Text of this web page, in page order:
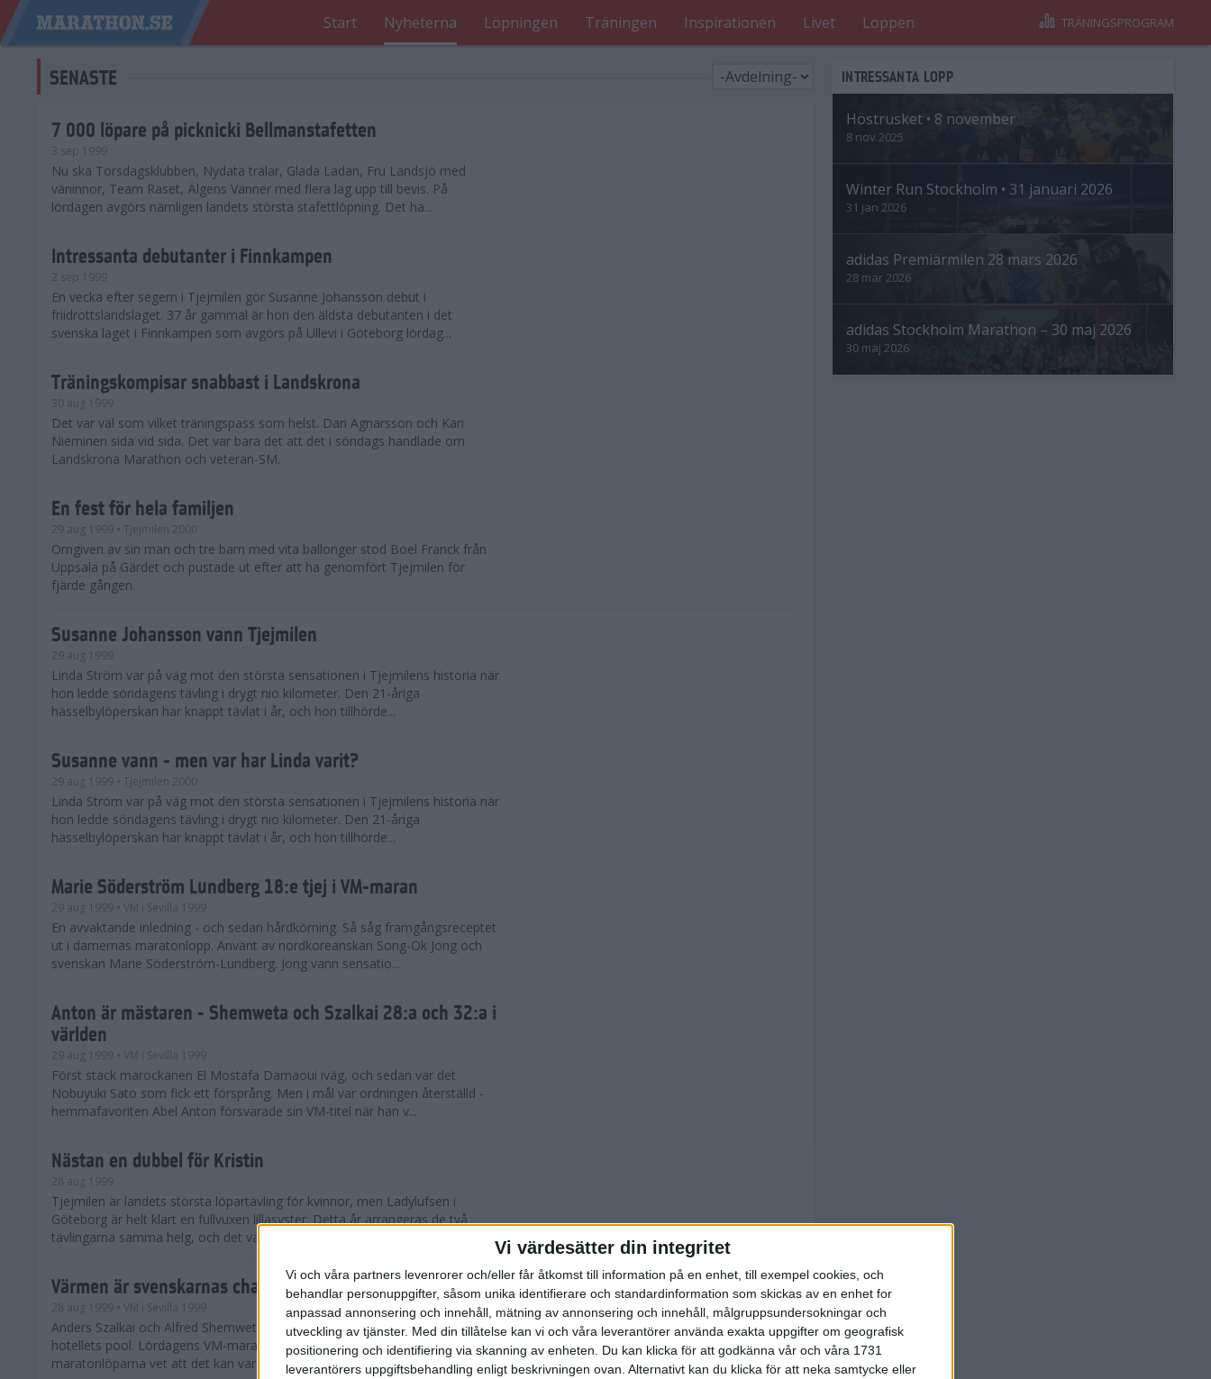
Vi värdesätter din integritet
Vi och våra partners levenrorer och/eller får åtkomst till information på en enhet, till exempel cookies, och
behandlar personuppgifter, såsom unika identifierare och standardinformation som skickas av en enhet for
anpassad annonsering och innehåll, mätning av annonsering och innehåll, målgruppsundersokningar och
utveckling av tjänster. Med din tillåtelse kan vi och våra leverantörer använda exakta uppgifter om geografisk
positionering och identifiering via skanning av enheten. Du kan klicka för att godkänna vår och våra 1731
leverantörers uppgiftsbehandling enligt beskrivningen ovan. Alternativt kan du klicka för att neka samtycke eller
Start Nyheterna Löpningen Träningen Inspirationen Livet Loppen TRÄNINGSPROGRAM
SENASTE
7 000 löpare på picknicki Bellmanstafetten
3 sep 1999
Nu ska Torsdagsklubben, Nydata trälar, Glada Ladan, Fru Landsjö med
väninnor, Team Raset, Älgens Vänner med flera lag upp till bevis. På
lördagen avgörs nämligen landets största stafettlöpning. Det ha...
Intressanta debutanter i Finnkampen
2 sep 1999
En vecka efter segern i Tjejmilen gör Susanne Johansson debut i
friidrottslandslaget. 37 år gammal är hon den äldsta debutanten i det
svenska laget i Finnkampen som avgörs på Ullevi i Göteborg lördag...
Träningskompisar snabbast i Landskrona
30 aug 1999
Det var väl som vilket träningspass som helst. Dan Agnarsson och Kari
Nieminen sida vid sida. Det var bara det att det i söndags handlade om
Landskrona Marathon och veteran-SM.
En fest för hela familjen
29 aug 1999 • Tjejmilen 2000
Omgiven av sin man och tre barn med vita ballonger stod Boel Franck från
Uppsala på Gärdet och pustade ut efter att ha genomfört Tjejmilen för
fjärde gången.
Susanne Johansson vann Tjejmilen
29 aug 1999
Linda Ström var på väg mot den största sensationen i Tjejmilens historia när
hon ledde söndagens tävling i drygt nio kilometer. Den 21-åriga
hässelbylöperskan har knappt tävlat i år, och hon tillhörde...
Susanne vann - men var har Linda varit?
29 aug 1999 • Tjejmilen 2000
Linda Ström var på väg mot den största sensationen i Tjejmilens historia när
hon ledde söndagens tävling i drygt nio kilometer. Den 21-åriga
hässelbylöperskan har knappt tävlat i år, och hon tillhörde...
Marie Söderström Lundberg 18:e tjej i VM-maran
29 aug 1999 • VM i Sevilla 1999
En avvaktande inledning - och sedan hårdkörning. Så såg framgångsreceptet
ut i damernas maratonlopp. Använt av nordkoreanskan Song-Ok Jong och
svenskan Marie Söderström-Lundberg. Jong vann sensatio...
Anton är mästaren - Shemweta och Szalkai 28:a och 32:a i
världen
29 aug 1999 • VM i Sevilla 1999
Först stack marockanen El Mostafa Damaoui iväg, och sedan var det
Nobuyuki Sato som fick ett försprång. Men i mål var ordningen återställd -
hemmafavoriten Abel Anton försvarade sin VM-titel när han v...
Nästan en dubbel för Kristin
28 aug 1999
Tjejmilen är landets största löpartävling för kvinnor, men Ladylufsen i
Göteborg är helt klart en fullvuxen lillasyster. Detta år arrangeras de två
tävlingarna samma helg, och det var över 4 000 kvinn...
Värmen är svenskarnas chans
28 aug 1999 • VM i Sevilla 1999
Anders Szalkai och Alfred Shemweta svalkade sig dagen innan VM-maran vid
hotellets pool. Lördagens VM-mara kommer att bli het, men de två svenska
maratonlöparna vet att det kan vara deras chans.
INTRESSANTA LOPP
Höstrusket • 8 november
8 nov 2025
Winter Run Stockholm • 31 januari 2026
31 jan 2026
adidas Premiärmilen 28 mars 2026
28 mar 2026
adidas Stockholm Marathon – 30 maj 2026
30 maj 2026